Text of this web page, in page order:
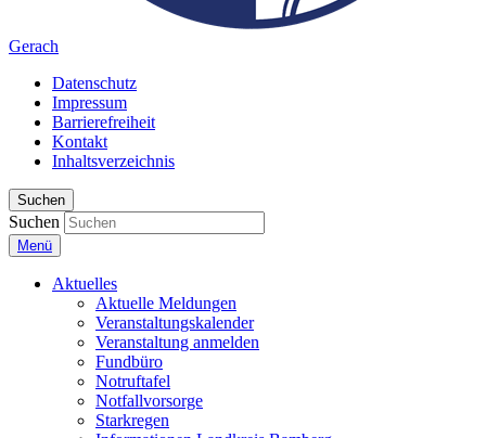
Gerach
Datenschutz
Impressum
Barrierefreiheit
Kontakt
Inhaltsverzeichnis
Suchen
Suchen
Menü
Aktuelles
Aktuelle Meldungen
Veranstaltungskalender
Veranstaltung anmelden
Fundbüro
Notruftafel
Notfallvorsorge
Starkregen